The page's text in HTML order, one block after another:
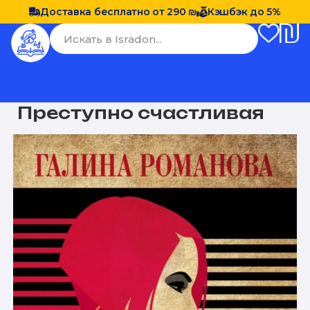
Доставка бесплатно от 290 ₪ Кэшбэк до 5%
Преступно счастливая